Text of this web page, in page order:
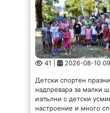
41 | 2026-08-10
Детски спортен
надпревара за малки
изпълни с детски
настроение и много